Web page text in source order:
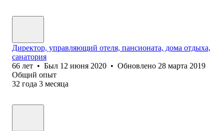
Директор, управляющий отеля, пансионата, дома отдыха,
санатория
66 лет • Был 12 июня 2020 • Обновлено 28 марта 2019
Общий опыт
32 года 3 месяца